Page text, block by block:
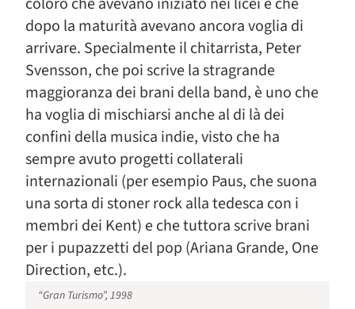
dopo la maturità avevano ancora voglia di
arrivare. Specialmente il chitarrista, Peter
Svensson, che poi scrive la stragrande
maggioranza dei brani della band, è uno che
ha voglia di mischiarsi anche al di là dei
confini della musica indie, visto che ha
sempre avuto progetti collaterali
internazionali (per esempio Paus, che suona
una sorta di stoner rock alla tedesca con i
membri dei Kent) e che tuttora scrive brani
per i pupazzetti del pop (Ariana Grande, One
Direction, etc.).
“Gran Turismo”, 1998